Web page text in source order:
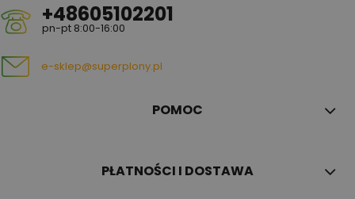
+48605102201
pn-pt 8:00-16:00
e-sklep@superplony.pl
POMOC
PŁATNOŚCI I DOSTAWA